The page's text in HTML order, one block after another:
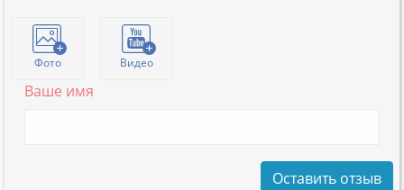
Фото Видео
Ваше имя
Оставить отзыв